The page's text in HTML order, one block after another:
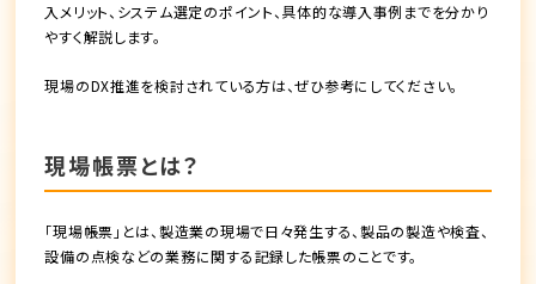
入メリット、システム選定のポイント、具体的な導入事例までを分かり
やすく解説します。
現場のDX推進を検討されている方は、ぜひ参考にしてください。
現場帳票とは？
「現場帳票」とは、製造業の現場で日々発生する、製品の製造や検査、
設備の点検などの業務に関する記録した帳票のことです。